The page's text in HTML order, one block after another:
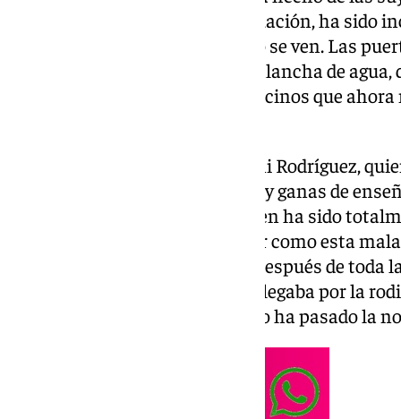
vez no iba a darse la misma situación, ha sido
delante de casa de Paqui casi no se ven. Las
han podido luchar contra la avalancha de
rebelde en la casa de muchos vecinos que
Hace unos días visitamos a Toñi Rodríguez,
de su casa, esta vez, con ilusión y ganas de
la que era. Este martes, la imagen ha sido
de su casa, a lo lejos se podía ver como esta
aunque cubierta de cansancio después de toda
lento, a través del barrio que le llegaba por la
Televisión para contarnos cómo ha pasado la